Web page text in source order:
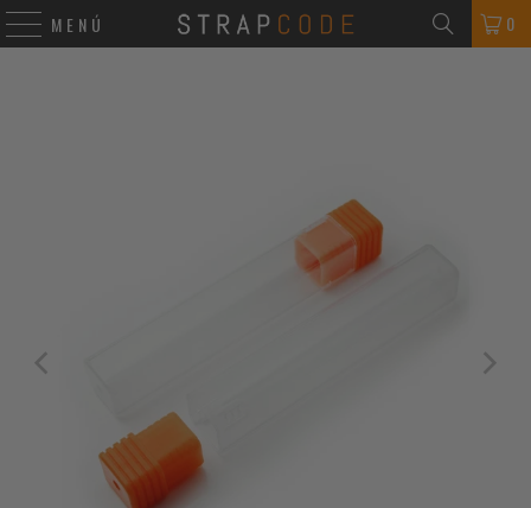
MENÚ 0